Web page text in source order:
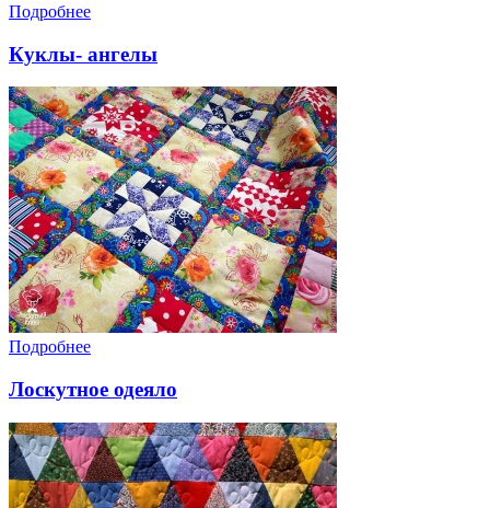
Подробнее
Куклы- ангелы
Подробнее
Лоскутное одеяло